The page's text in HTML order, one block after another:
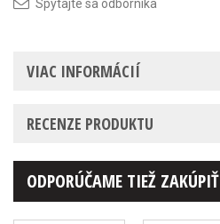
Spýtajte sa odborníka
VIAC INFORMÁCIÍ
RECENZE PRODUKTU
ODPORÚČAME TIEŽ ZAKÚPIŤ